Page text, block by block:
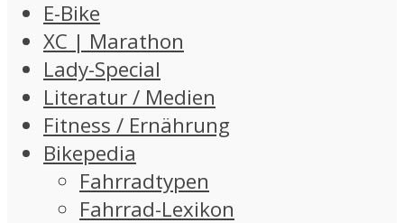
E-Bike
XC | Marathon
Lady-Special
Literatur / Medien
Fitness / Ernährung
Bikepedia
Fahrradtypen
Fahrrad-Lexikon